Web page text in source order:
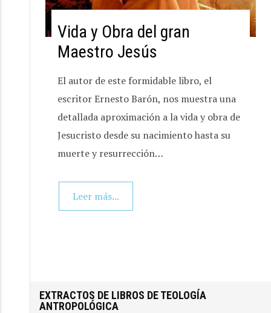
Vida y Obra del gran
Maestro Jesús
El autor de este formidable libro, el
escritor Ernesto Barón, nos muestra una
detallada aproximación a la vida y obra de
Jesucristo desde su nacimiento hasta su
muerte y resurrección…
Leer más...
EXTRACTOS DE LIBROS DE TEOLOGÍA
ANTROPOLÓGICA